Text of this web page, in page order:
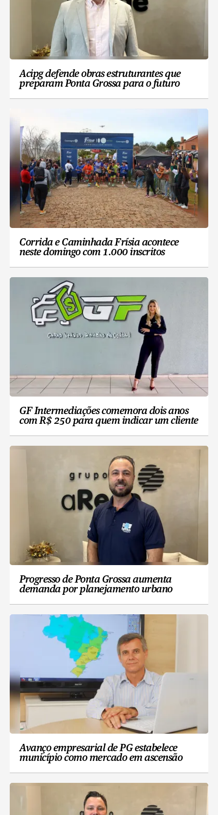
Acipg defende obras estruturantes que
preparam Ponta Grossa para o futuro
Corrida e Caminhada Frísia acontece
neste domingo com 1.000 inscritos
GF Intermediações comemora dois anos
com R$ 250 para quem indicar um cliente
Progresso de Ponta Grossa aumenta
demanda por planejamento urbano
Avanço empresarial de PG estabelece
município como mercado em ascensão